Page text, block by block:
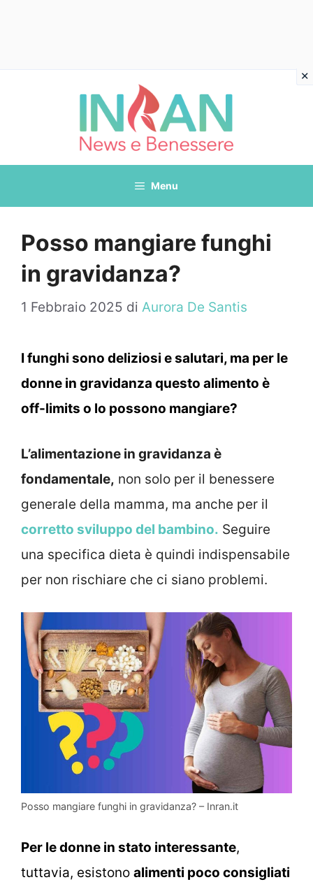
Menu
Posso mangiare funghi
in gravidanza?
1 Febbraio 2025 di Aurora De Santis
I funghi sono deliziosi e salutari, ma per le
donne in gravidanza questo alimento è
off-limits o lo possono mangiare?
L’alimentazione in gravidanza è
fondamentale, non solo per il benessere
generale della mamma, ma anche per il
corretto sviluppo del bambino. Seguire
una specifica dieta è quindi indispensabile
per non rischiare che ci siano problemi.
Posso mangiare funghi in gravidanza? – Inran.it
Per le donne in stato interessante,
tuttavia, esistono alimenti poco consigliati